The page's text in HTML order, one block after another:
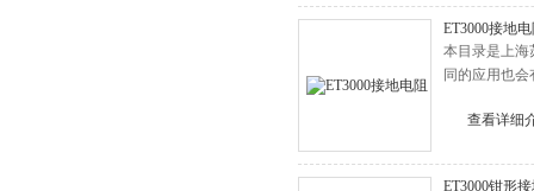
ET3000接地
本目录是上海
同的应用也
查看详细
ET3000钳形